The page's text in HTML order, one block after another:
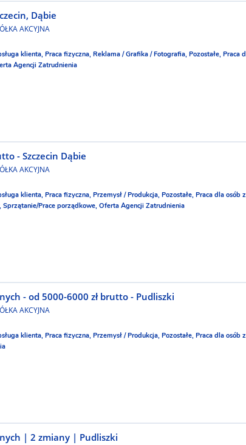
Dąbie
AKCYJNA
klienta, Praca fizyczna, Reklama / Grafika / Fotografia, Pozostałe, Praca
Agencji Zatrudnienia
- Szczecin Dąbie
AKCYJNA
klienta, Praca fizyczna, Przemysł / Produkcja, Pozostałe, Praca dla osób
Sprzątanie/Prace porządkowe, Oferta Agencji Zatrudnienia
- od 5000-6000 zł brutto - Pudliszki
AKCYJNA
klienta, Praca fizyczna, Przemysł / Produkcja, Pozostałe, Praca dla osób
| 2 zmiany | Pudliszki